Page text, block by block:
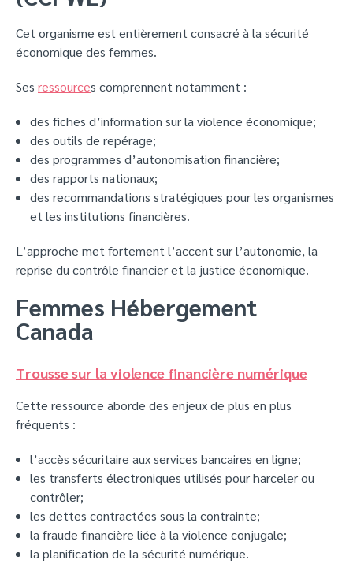
Cet organisme est entièrement consacré à la sécurité
économique des femmes.
Ses ressources comprennent notamment :
des fiches d’information sur la violence économique;
des outils de repérage;
des programmes d’autonomisation financière;
des rapports nationaux;
des recommandations stratégiques pour les organismes
et les institutions financières.
L’approche met fortement l’accent sur l’autonomie, la
reprise du contrôle financier et la justice économique.
Femmes Hébergement
Canada
Trousse sur la violence financière numérique
Cette ressource aborde des enjeux de plus en plus
fréquents :
l’accès sécuritaire aux services bancaires en ligne;
les transferts électroniques utilisés pour harceler ou
contrôler;
les dettes contractées sous la contrainte;
la fraude financière liée à la violence conjugale;
la planification de la sécurité numérique.